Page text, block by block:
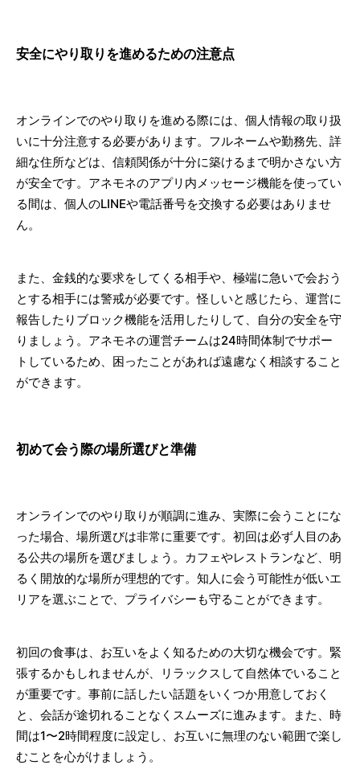
安全にやり取りを進めるための注意点
オンラインでのやり取りを進める際には、個人情報の取り扱
いに十分注意する必要があります。フルネームや勤務先、詳
細な住所などは、信頼関係が十分に築けるまで明かさない方
が安全です。アネモネのアプリ内メッセージ機能を使ってい
る間は、個人のLINEや電話番号を交換する必要はありませ
ん。
また、金銭的な要求をしてくる相手や、極端に急いで会おう
とする相手には警戒が必要です。怪しいと感じたら、運営に
報告したりブロック機能を活用したりして、自分の安全を守
りましょう。アネモネの運営チームは24時間体制でサポー
トしているため、困ったことがあれば遠慮なく相談すること
ができます。
初めて会う際の場所選びと準備
オンラインでのやり取りが順調に進み、実際に会うことにな
った場合、場所選びは非常に重要です。初回は必ず人目のあ
る公共の場所を選びましょう。カフェやレストランなど、明
るく開放的な場所が理想的です。知人に会う可能性が低いエ
リアを選ぶことで、プライバシーも守ることができます。
初回の食事は、お互いをよく知るための大切な機会です。緊
張するかもしれませんが、リラックスして自然体でいること
が重要です。事前に話したい話題をいくつか用意しておく
と、会話が途切れることなくスムーズに進みます。また、時
間は1〜2時間程度に設定し、お互いに無理のない範囲で楽し
むことを心がけましょう。